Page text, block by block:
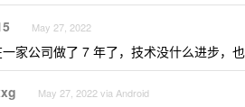
May 27, 2022
一家公司做了 7 年了，技术没什么进步，
May 27, 2022 via Android